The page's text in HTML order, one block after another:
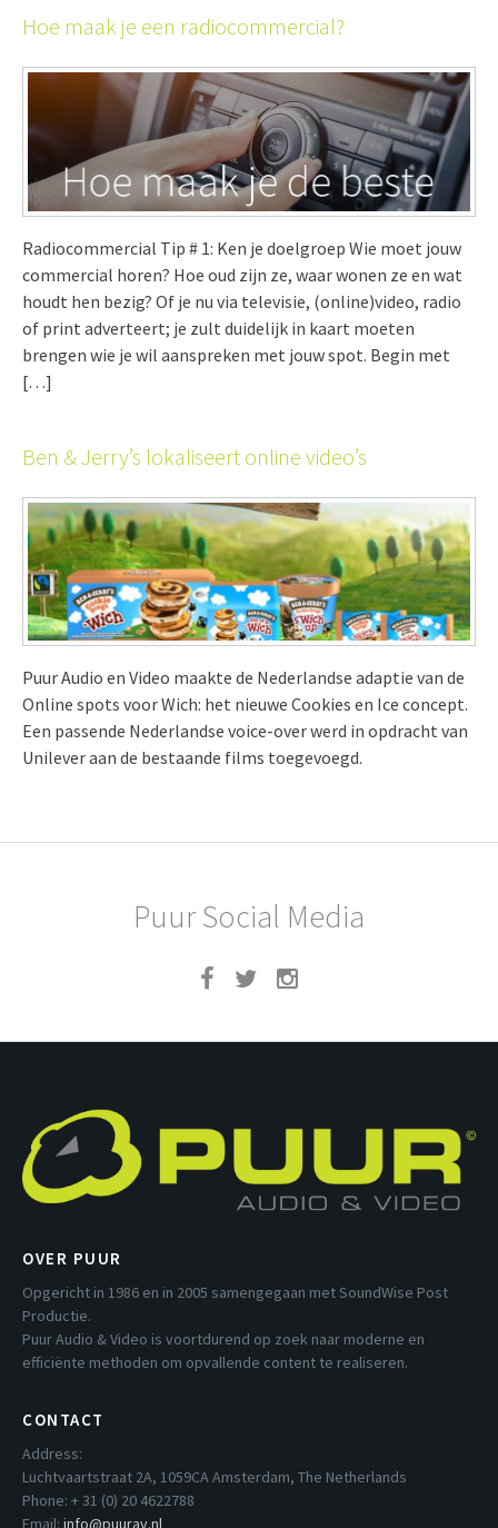
Hoe maak je een radiocommercial?
Radiocommercial Tip # 1: Ken je doelgroep Wie moet jouw
commercial horen? Hoe oud zijn ze, waar wonen ze en wat
houdt hen bezig? Of je nu via televisie, (online)video, radio
of print adverteert; je zult duidelijk in kaart moeten
brengen wie je wil aanspreken met jouw spot. Begin met
[…]
Ben & Jerry’s lokaliseert online video’s
Puur Audio en Video maakte de Nederlandse adaptie van de
Online spots voor Wich: het nieuwe Cookies en Ice concept.
Een passende Nederlandse voice-over werd in opdracht van
Unilever aan de bestaande films toegevoegd.
Puur Social Media
OVER PUUR
Opgericht in 1986 en in 2005 samengegaan met SoundWise Post
Productie.
Puur Audio & Video is voortdurend op zoek naar moderne en
efficiënte methoden om opvallende content te realiseren.
CONTACT
Address:
Luchtvaartstraat 2A, 1059CA Amsterdam, The Netherlands
Phone: + 31 (0) 20 4622788
Email: info@puurav.nl